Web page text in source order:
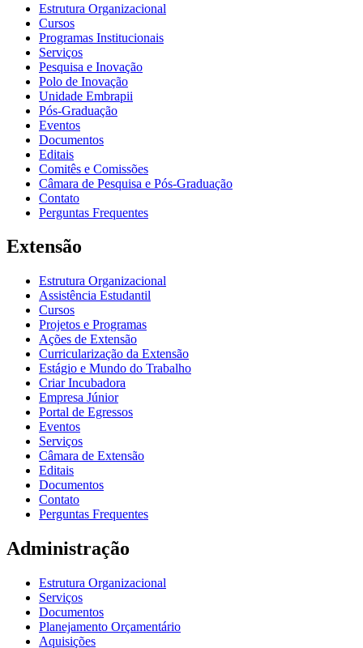
Estrutura Organizacional
Cursos
Programas Institucionais
Serviços
Pesquisa e Inovação
Polo de Inovação
Unidade Embrapii
Pós-Graduação
Eventos
Documentos
Editais
Comitês e Comissões
Câmara de Pesquisa e Pós-Graduação
Contato
Perguntas Frequentes
Extensão
Estrutura Organizacional
Assistência Estudantil
Cursos
Projetos e Programas
Ações de Extensão
Curricularização da Extensão
Estágio e Mundo do Trabalho
Criar Incubadora
Empresa Júnior
Portal de Egressos
Eventos
Serviços
Câmara de Extensão
Editais
Documentos
Contato
Perguntas Frequentes
Administração
Estrutura Organizacional
Serviços
Documentos
Planejamento Orçamentário
Aquisições